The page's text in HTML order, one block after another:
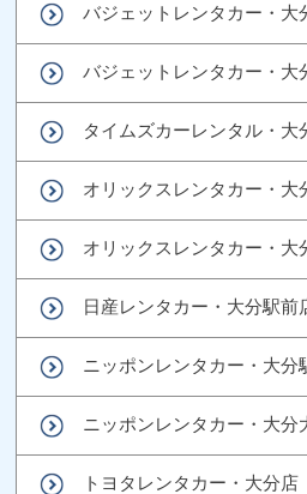
バジェットレンタカー・大
バジェットレンタカー・大
タイムズカーレンタル・大
オリックスレンタカー・大
オリックスレンタカー・大
日産レンタカー・大分駅前
ニッポンレンタカー・大分
ニッポンレンタカー・大分
トヨタレンタカー・大分店